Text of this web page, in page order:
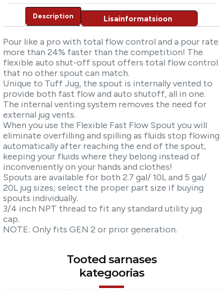
Description
Pour like a pro with total flow control and a pour rate
more than 24% faster than the competition! The
flexible auto shut-off spout offers total flow control
that no other spout can match.
Unique to Tuff Jug, the spout is internally vented to
provide both fast flow and auto shutoff, all in one.
The internal venting system removes the need for
external jug vents.
When you use the Flexible Fast Flow Spout you will
eliminate overfilling and spilling as fluids stop flowing
automatically after reaching the end of the spout,
keeping your fluids where they belong instead of
inconveniently on your hands and clothes!
Spouts are available for both 2.7 gal/ 10L and 5 gal/
20L jug sizes; select the proper part size if buying
spouts individually.
3/4 inch NPT thread to fit any standard utility jug
cap.
NOTE: Only fits GEN 2 or prior generation.
Tooted sarnases
kategoorias